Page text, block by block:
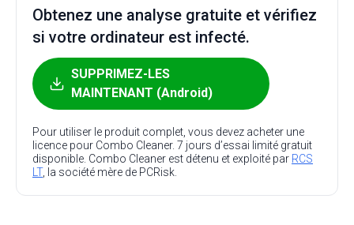
Obtenez une analyse gratuite et vérifiez
si votre ordinateur est infecté.
SUPPRIMEZ-LES
MAINTENANT (Android)
Pour utiliser le produit complet, vous devez acheter une
licence pour Combo Cleaner. 7 jours d’essai limité gratuit
disponible. Combo Cleaner est détenu et exploité par RCS
LT, la société mère de PCRisk.